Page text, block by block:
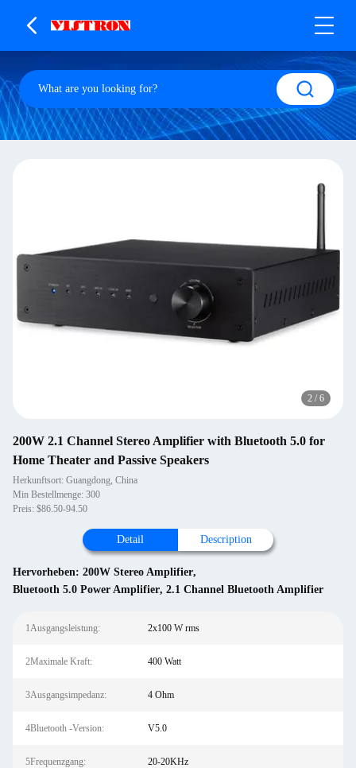
2 / 6
200W 2.1 Channel Stereo Amplifier with Bluetooth 5.0 for
Home Theater and Passive Speakers
Herkunftsort: Guangdong, China
Min Bestellmenge: 300
Preis: $86.50-94.50
Detail Description
Hervorheben: 200W Stereo Amplifier,
Bluetooth 5.0 Power Amplifier, 2.1 Channel Bluetooth Amplifier
1Ausgangsleistung: 2x100 W rms
2Maximale Kraft: 400 Watt
3Ausgangsimpedanz: 4 Ohm
4Bluetooth -Version: V5.0
5Frequenzgang: 20-20KHz